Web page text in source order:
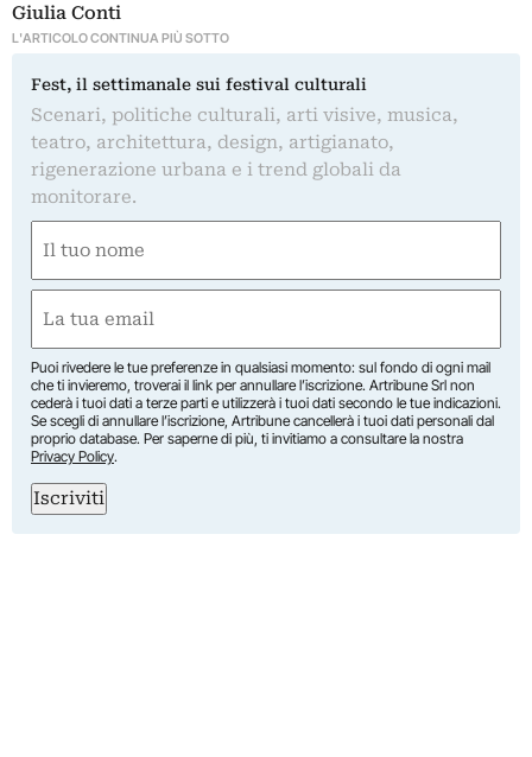
Giulia Conti
L'ARTICOLO CONTINUA PIÙ SOTTO
Fest, il settimanale sui festival culturali
Scenari, politiche culturali, arti visive, musica,
teatro, architettura, design, artigianato,
rigenerazione urbana e i trend globali da
monitorare.
(Obbligatorio)
Nome
(Obbligatorio)
Puoi rivedere le tue preferenze in qualsiasi momento: sul fondo di ogni mail
che ti invieremo, troverai il link per annullare l’iscrizione. Artribune Srl non
cederà i tuoi dati a terze parti e utilizzerà i tuoi dati secondo le tue indicazioni.
Se scegli di annullare l’iscrizione, Artribune cancellerà i tuoi dati personali dal
proprio database. Per saperne di più, ti invitiamo a consultare la nostra
Privacy Policy.
Iscriviti